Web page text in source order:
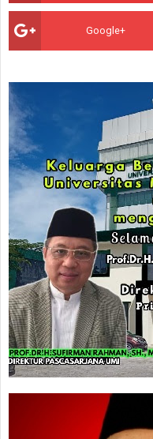
Google+